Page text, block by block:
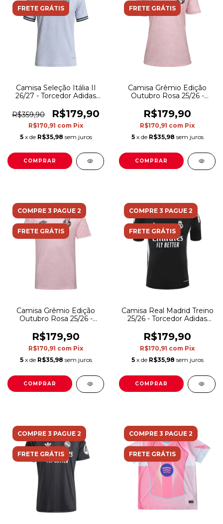
FRETE GRÁTIS
Camisa Seleção Itália II
26/27 - Torcedor Adidas
detalhes em azul
R$359,90 R$179,90
R$170,91 com Pix
5 x de R$35,98 sem juros
COMPRAR
FRETE GRÁTIS
Camisa Grêmio Edição
Outubro Rosa 25/26 -
- Rosa
R$179,90
R$170,91 com Pix
5 x de R$35,98 sem juros
COMPRAR
COMPRE 3 PAGUE 2
FRETE GRÁTIS
Camisa Grêmio Edição
Outubro Rosa 25/26 -
Masculina - Rosa
R$179,90
R$170,91 com Pix
5 x de R$35,98 sem juros
COMPRAR
COMPRE 3 PAGUE 2
FRETE GRÁTIS
Camisa Real Madrid Treino
25/26 - Torcedor Adidas
R$179,90
R$170,91 com Pix
5 x de R$35,98 sem juros
COMPRAR
COMPRE 3 PAGUE 2
FRETE GRÁTIS
COMPRE 3 PAGUE 2
FRETE GRÁTIS